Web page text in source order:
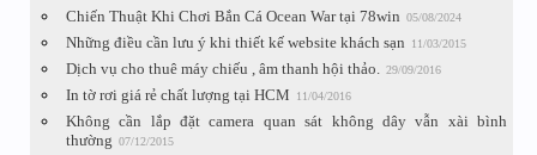
Chiến Thuật Khi Chơi Bắn Cá Ocean War tại 78win 05/08/2024
Những điều cần lưu ý khi thiết kế website khách sạn 11/03/2015
Dịch vụ cho thuê máy chiếu , âm thanh hội thảo. 29/09/2016
In tờ rơi giá rẻ chất lượng tại HCM 11/04/2016
Không cần lắp đặt camera quan sát không dây vẫn xài bình
thường 07/12/2015